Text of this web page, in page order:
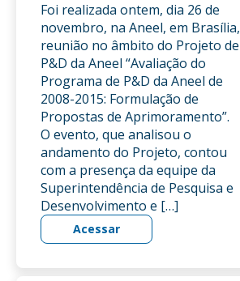
Foi realizada ontem, dia 26 de
novembro, na Aneel, em Brasília,
reunião no âmbito do Projeto de
P&D da Aneel “Avaliação do
Programa de P&D da Aneel de
2008-2015: Formulação de
Propostas de Aprimoramento”.
O evento, que analisou o
andamento do Projeto, contou
com a presença da equipe da
Superintendência de Pesquisa e
Desenvolvimento e […]
Acessar